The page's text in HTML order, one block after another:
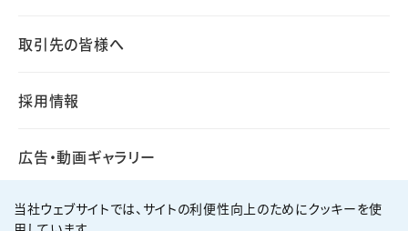
取引先の皆様へ
採用情報
広告・動画ギャラリー
当社ウェブサイトでは、サイトの利便性向上のためにクッキーを使